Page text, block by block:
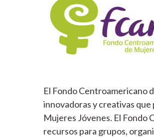
El Fondo Centroamericano
innovadoras y creativas
Mujeres Jóvenes. El Fondo
recursos para grupos,